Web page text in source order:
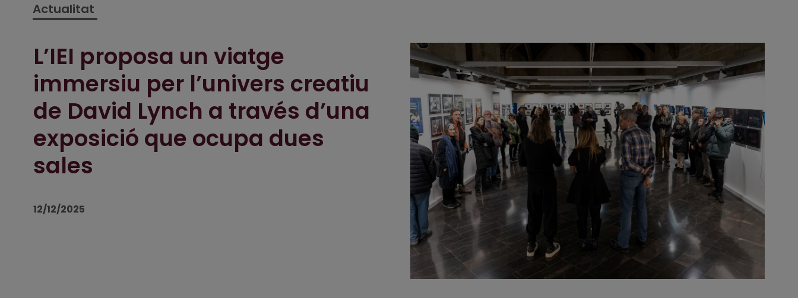
Actualitat
L’IEI proposa un viatge
immersiu per l’univers creatiu
de David Lynch a través d’una
exposició que ocupa dues
sales
12/12/2025